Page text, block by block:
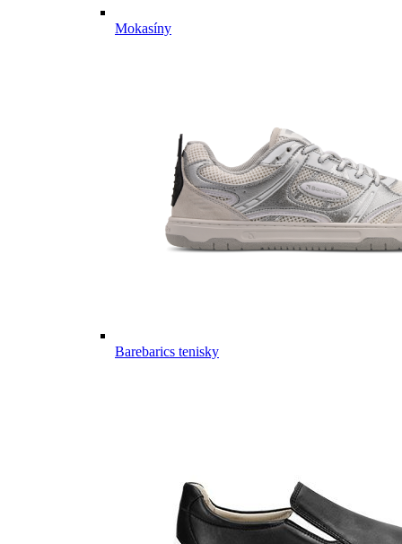
Mokasíny
Barebarics tenisky